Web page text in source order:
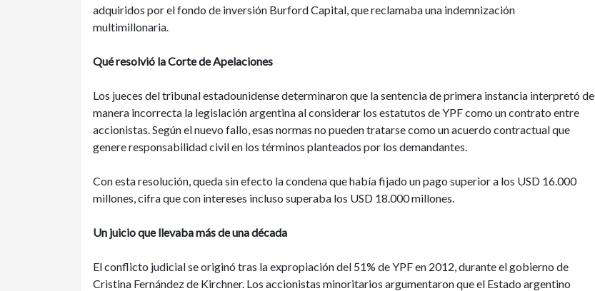
adquiridos por el fondo de inversión Burford Capital, que reclamaba una indemnización
multimillonaria.
Qué resolvió la Corte de Apelaciones
Los jueces del tribunal estadounidense determinaron que la sentencia de primera instancia interpretó de
manera incorrecta la legislación argentina al considerar los estatutos de YPF como un contrato entre
accionistas. Según el nuevo fallo, esas normas no pueden tratarse como un acuerdo contractual que
genere responsabilidad civil en los términos planteados por los demandantes.
Con esta resolución, queda sin efecto la condena que había fijado un pago superior a los USD 16.000
millones, cifra que con intereses incluso superaba los USD 18.000 millones.
Un juicio que llevaba más de una década
El conflicto judicial se originó tras la expropiación del 51% de YPF en 2012, durante el gobierno de
Cristina Fernández de Kirchner. Los accionistas minoritarios argumentaron que el Estado argentino